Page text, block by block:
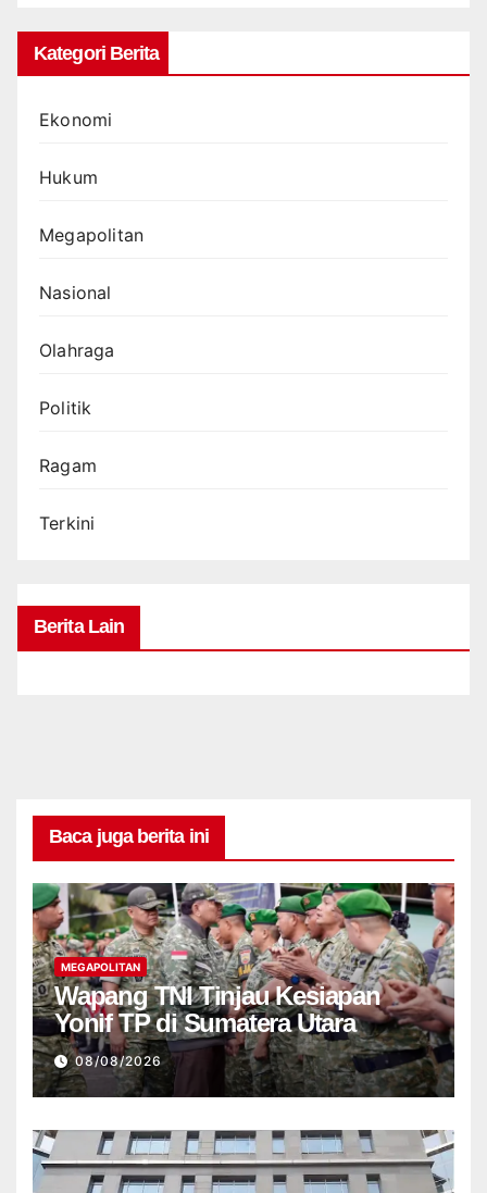
Kategori Berita
Ekonomi
Hukum
Megapolitan
Nasional
Olahraga
Politik
Ragam
Terkini
Berita Lain
Baca juga berita ini
MEGAPOLITAN
Wapang TNI Tinjau Kesiapan
Yonif TP di Sumatera Utara
08/08/2026